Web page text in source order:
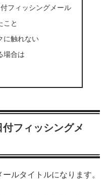
フィッシングメール
こと
に触れない
場合は
フィッシングメ
ルタイトルになります。